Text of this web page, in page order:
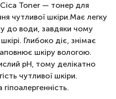
Toner — тонер для
чутливої шкіри.Має легку
до води, завдяки чому
Глибоко діє, знімає
шкіру вологою.
pH, тому делікатно
чутливої ​​шкіри.